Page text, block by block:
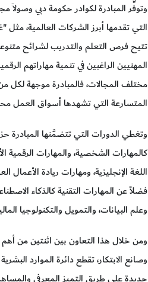
وتوفِّر المبادرة لكوادر حكومة دبي وصولاً
تتيح فرص التعلم والتدريب لشرائح
المهنيين الراغبين في تنمية مهاراتهم
مختلف المجالات، فالمبادرة موجهة لكل
المتسارعة التي تشهدها أسواق العمل
وتغطي الدورات التي تتضمَّنها المبادرة
كالمهارات الشخصية، والمهارات الرقمية
اللغة الإنجليزية، ومهارات ريادة الأعمال
فضلاً عن المهارات التقنية كالذكاء
وعلم البيانات، والتمويل والتكنولوجيا
ومن خلال هذا التعاون بين اثنتين من
وصانع الابتكار، تقطع دائرة الموارد
جديدة على طريق التميز المعرفي